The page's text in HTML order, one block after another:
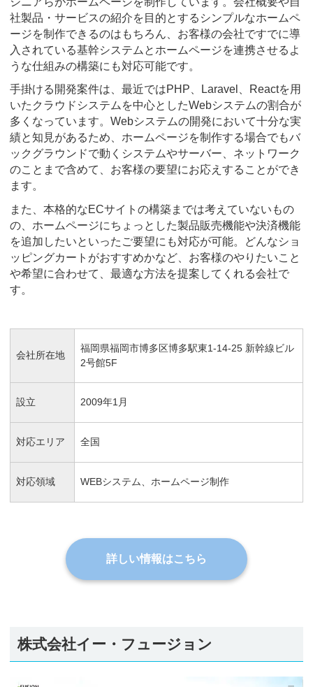
社製品・サービスの紹介を目的とするシンプルなホームペ
ージを制作できるのはもちろん、お客様の会社ですでに導
入されている基幹システムとホームページを連携させるよ
うな仕組みの構築にも対応可能です。
手掛ける開発案件は、最近ではPHP、Laravel、Reactを用
いたクラウドシステムを中心としたWebシステムの割合が
多くなっています。Webシステムの開発において十分な実
績と知見があるため、ホームページを制作する場合でもバ
ックグラウンドで動くシステムやサーバー、ネットワーク
のことまで含めて、お客様の要望にお応えすることができ
ます。
また、本格的なECサイトの構築までは考えていないもの
の、ホームページにちょっとした製品販売機能や決済機能
を追加したいといったご要望にも対応が可能。どんなショ
ッピングカートがおすすめかなど、お客様のやりたいこと
や希望に合わせて、最適な方法を提案してくれる会社で
す。
会社所在地
福岡県福岡市博多区博多駅東1-14-25 新幹線ビル
2号館5F
設立 2009年1月
対応エリア 全国
対応領域 WEBシステム、ホームページ制作
詳しい情報はこちら
株式会社イー・フュージョン